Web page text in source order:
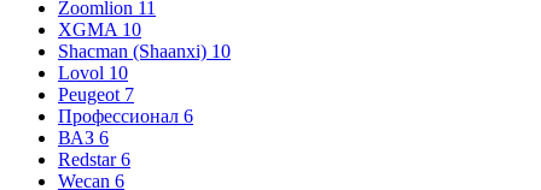
Zoomlion 11
XGMA 10
Shacman (Shaanxi) 10
Lovol 10
Peugeot 7
Профессионал 6
ВАЗ 6
Redstar 6
Wecan 6